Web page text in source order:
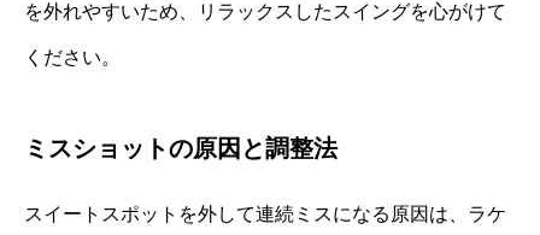
を外れやすいため、リラックスしたスイングを心がけて
ください。
ミスショットの原因と調整法
スイートスポットを外して連続ミスになる原因は、ラケ